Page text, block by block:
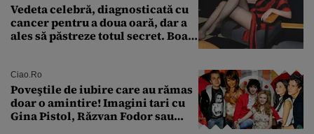
Vedeta celebră, diagnosticată cu
cancer pentru a doua oară, dar a
ales să păstreze totul secret. Boala
Ciao.ro
Poveştile de iubire care au rămas
doar o amintire! Imagini tari cu
Gina Pistol, Răzvan Fodor sau